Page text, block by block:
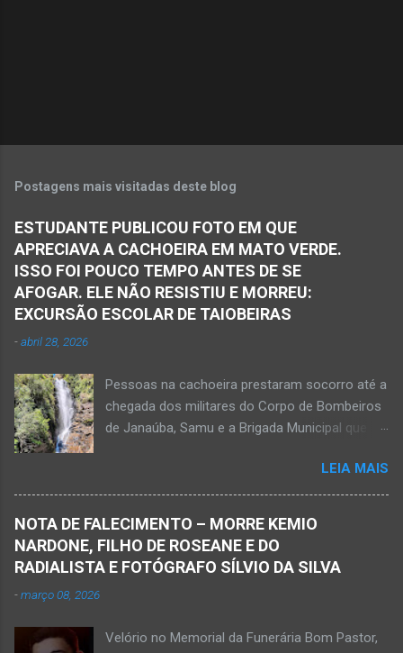
Postagens mais visitadas deste blog
ESTUDANTE PUBLICOU FOTO EM QUE
APRECIAVA A CACHOEIRA EM MATO VERDE.
ISSO FOI POUCO TEMPO ANTES DE SE
AFOGAR. ELE NÃO RESISTIU E MORREU:
EXCURSÃO ESCOLAR DE TAIOBEIRAS
-abril 28, 2026
Pessoas na cachoeira prestaram socorro até a
chegada dos militares do Corpo de Bombeiros
de Janaúba, Samu e a Brigada Municipal que
resistiu e foi a óbito Foto álbum pessoal Kauan
Pereira Alves publicou em sua rede social a
foto em que apreciava a Cachoeira Maria Rosa,
em Mato Verde, pouco tempo antes de se
afogar e depois vir a óbito nesta terça-feira, dia
socorrem estudante que se afogou em
LEIA MAIS
NOTA DE FALECIMENTO – MORRE KEMIO
NARDONE, FILHO DE ROSEANE E DO
RADIALISTA E FOTÓGRAFO SÍLVIO DA SILVA
-março 08, 2026
Velório no Memorial da Funerária Bom Pastor,